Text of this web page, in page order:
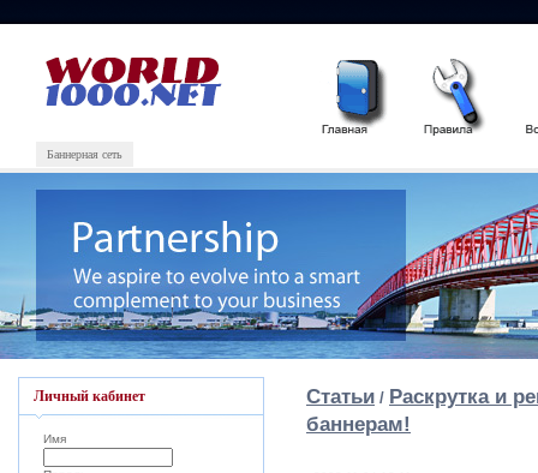
Баннерная сеть
Личный кабинет
Имя
Статьи / Раскрутка и
баннерам!